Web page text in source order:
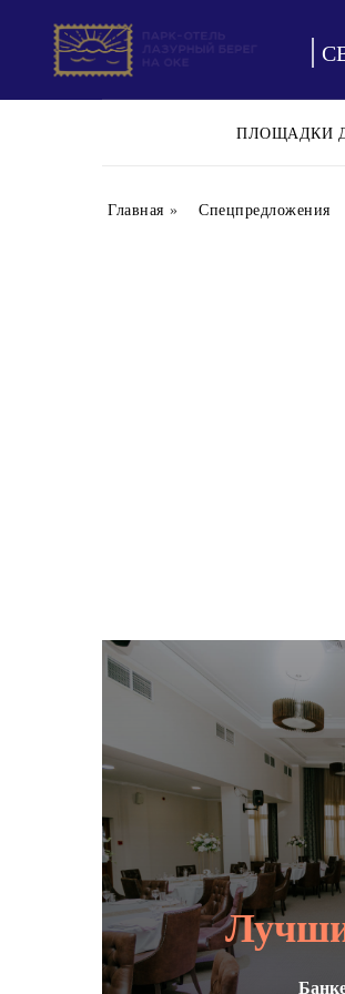
|
ПЛОЩАДКИ
Главная » Спецпредложения